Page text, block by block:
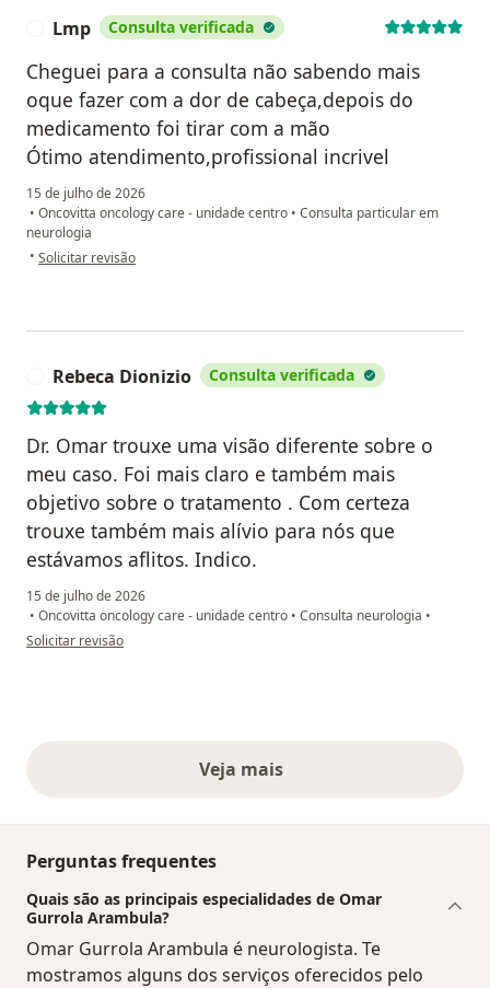
Lmp Consulta verificada
Cheguei para a consulta não sabendo mais
oque fazer com a dor de cabeça,depois do
medicamento foi tirar com a mão
Ótimo atendimento,profissional incrivel
15 de julho de 2026
• Oncovitta oncology care - unidade centro • Consulta particular em
neurologia
• na opinião do utilizador Lmp
Solicitar revisão
Rebeca Dionizio Consulta verificada
Dr. Omar trouxe uma visão diferente sobre o
meu caso. Foi mais claro e também mais
objetivo sobre o tratamento . Com certeza
trouxe também mais alívio para nós que
estávamos aflitos. Indico.
15 de julho de 2026
• Oncovitta oncology care - unidade centro • Consulta neurologia •
na opinião do utilizador Rebeca Dionizio
Solicitar revisão
Veja maisopiniões acima
Perguntas frequentes
Quais são as principais especialidades de Omar
Gurrola Arambula?
Omar Gurrola Arambula é neurologista. Te
mostramos alguns dos serviços oferecidos pelo